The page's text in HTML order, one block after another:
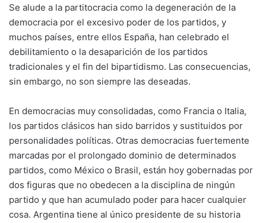
Se alude a la partitocracia como la degeneración de la
democracia por el excesivo poder de los partidos, y
muchos países, entre ellos España, han celebrado el
debilitamiento o la desaparición de los partidos
tradicionales y el fin del bipartidismo. Las consecuencias,
sin embargo, no son siempre las deseadas.
En democracias muy consolidadas, como Francia o Italia,
los partidos clásicos han sido barridos y sustituidos por
personalidades políticas. Otras democracias fuertemente
marcadas por el prolongado dominio de determinados
partidos, como México o Brasil, están hoy gobernadas por
dos figuras que no obedecen a la disciplina de ningún
partido y que han acumulado poder para hacer cualquier
cosa. Argentina tiene al único presidente de su historia